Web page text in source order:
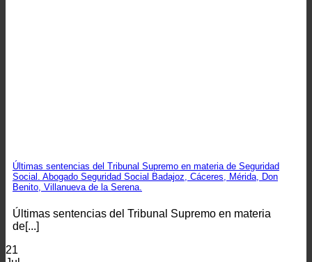
Últimas sentencias del Tribunal Supremo en materia de Seguridad
Social. Abogado Seguridad Social Badajoz, Cáceres, Mérida, Don
Benito, Villanueva de la Serena.
Últimas sentencias del Tribunal Supremo en materia
de[...]
21